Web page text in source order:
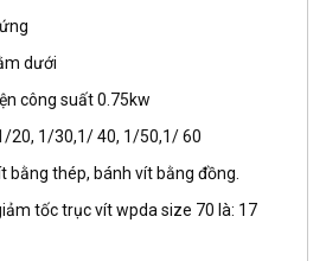
dưới
công suất 0.75kw
20, 1/30,1/ 40, 1/50,1/ 60
bằng thép, bánh vít bằng đồng.
tốc trục vít wpda size 70 là: 17